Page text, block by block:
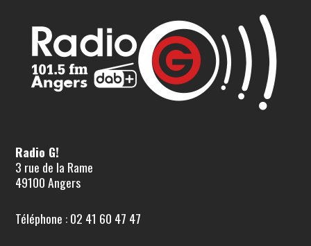
Radio G!
3 rue de la Rame
49100 Angers
Téléphone : 02 41 60 47 47